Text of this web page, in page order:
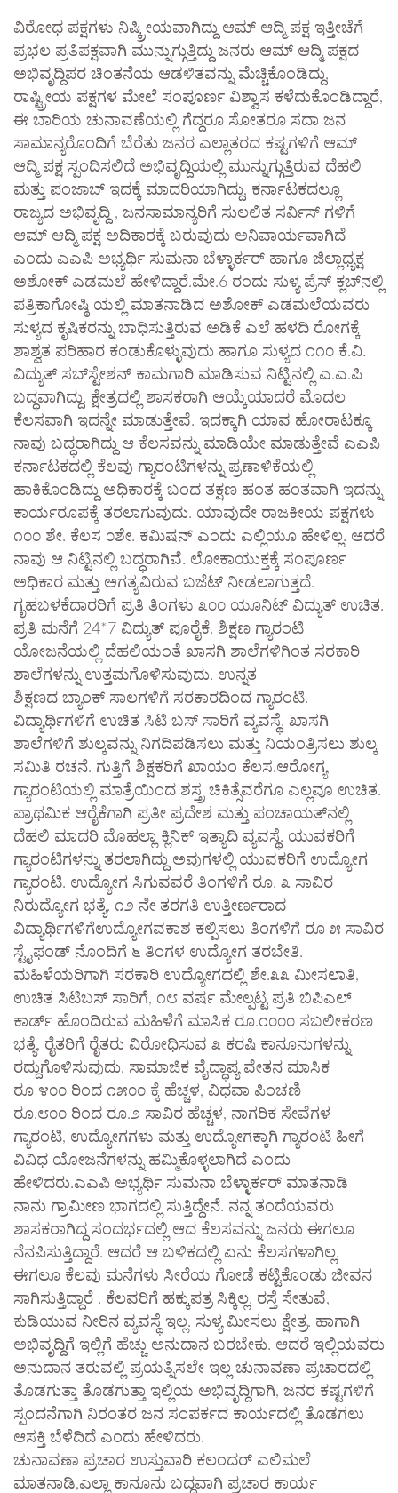
ವಿರೋಧ ಪಕ್ಷಗಳು ನಿಷ್ಕ್ರೀಯವಾಗಿದ್ದು ಆಮ್ ಆದ್ಮಿ ಪಕ್ಷ ಇತ್ತೀಚೆಗೆ
ಪ್ರಭಲ ಪ್ರತಿಪಕ್ಷವಾಗಿ ಮುನ್ನುಗ್ಗುತ್ತಿದ್ದು ಜನರು ಆಮ್ ಆದ್ಮಿ ಪಕ್ಷದ
ಅಭಿವೃದ್ದಿಪರ ಚಿಂತನೆಯ ಆಡಳಿತವನ್ನು ಮೆಚ್ಚಿಕೊಂಡಿದ್ದು,
ರಾಷ್ಟ್ರೀಯ ಪಕ್ಷಗಳ ಮೇಲೆ ಸಂಪೂರ್ಣ ವಿಶ್ವಾಸ ಕಳೆದುಕೊಂಡಿದ್ದಾರೆ,
ಈ ಬಾರಿಯ ಚುನಾವಣೆಯಲ್ಲಿ ಗೆದ್ದರೂ ಸೋತರೂ ಸದಾ ಜನ
ಸಾಮಾನ್ಯರೊಂದಿಗೆ ಬೆರೆತು ಜನರ ಎಲ್ಲಾತರದ ಕಷ್ಟಗಳಿಗೆ ಆಮ್
ಆದ್ಮಿ ಪಕ್ಷ ಸ್ಪಂದಿಸಲಿದೆ ಅಭಿವೃದ್ದಿಯಲ್ಲಿ ಮುನ್ನುಗ್ಗುತ್ತಿರುವ ದೆಹಲಿ
ಮತ್ತು ಪಂಜಾಬ್ ಇದಕ್ಕೆ ಮಾದರಿಯಾಗಿದ್ದು, ಕರ್ನಾಟಕದಲ್ಲೂ
ರಾಜ್ಯದ ಅಭಿವೃದ್ದಿ , ಜನಸಾಮಾನ್ಯರಿಗೆ ಸುಲಲಿತ ಸರ್ವಿಸ್ ಗಳಿಗೆ
ಆಮ್ ಆದ್ಮಿ ಪಕ್ಷ ಅದಿಕಾರಕ್ಕೆ ಬರುವುದು ಅನಿವಾರ್ಯವಾಗಿದೆ
ಎಂದು ಎಎಪಿ ಅಭ್ಯರ್ಥಿ ಸುಮನಾ ಬೆಳ್ಳಾರ್ಕರ್ ಹಾಗೂ ಜಿಲ್ಲಾಧ್ಯಕ್ಷ
ಅಶೋಕ್ ಎಡಮಲೆ ಹೇಳಿದ್ದಾರೆ.ಮೇ.6 ರಂದು ಸುಳ್ಯ ಪ್ರೆಸ್ ಕ್ಲಬ್‌ನಲ್ಲಿ
ಪತ್ರಿಕಾಗೋಷ್ಠಿ ಯಲ್ಲಿ ಮಾತನಾಡಿದ ಅಶೋಕ್ ಎಡಮಲೆಯವರು
ಸುಳ್ಯದ ಕೃಷಿಕರನ್ನು ಬಾಧಿಸುತ್ತಿರುವ ಅಡಿಕೆ ಎಲೆ ಹಳದಿ ರೋಗಕ್ಕೆ
ಶಾಶ್ವತ ಪರಿಹಾರ ಕಂಡುಕೊಳ್ಳುವುದು ಹಾಗೂ ಸುಳ್ಯದ ೧೧೦ ಕೆ.ವಿ.
ವಿದ್ಯುತ್ ಸಬ್‌ಸ್ಟೇಶನ್ ಕಾಮಗಾರಿ ಮಾಡಿಸುವ ನಿಟ್ಟಿನಲ್ಲಿ ಎ.ಎ.ಪಿ
ಬದ್ಧವಾಗಿದ್ದು, ಕ್ಷೇತ್ರದಲ್ಲಿ ಶಾಸಕರಾಗಿ ಆಯ್ಕೆಯಾದರೆ ಮೊದಲ
ಕೆಲಸವಾಗಿ ಇದನ್ನೇ ಮಾಡುತ್ತೇವೆ. ಇದಕ್ಕಾಗಿ ಯಾವ ಹೋರಾಟಕ್ಕೂ
ನಾವು ಬದ್ಧರಾಗಿದ್ದು ಆ ಕೆಲಸವನ್ನು ಮಾಡಿಯೇ ಮಾಡುತ್ತೇವೆ ಎಎಪಿ
ಕರ್ನಾಟಕದಲ್ಲಿ ಕೆಲವು ಗ್ಯಾರಂಟಿಗಳನ್ನು ಪ್ರಣಾಳಿಕೆಯಲ್ಲಿ
ಹಾಕಿಕೊಂಡಿದ್ದು ಅಧಿಕಾರಕ್ಕೆ ಬಂದ ತಕ್ಷಣ ಹಂತ ಹಂತವಾಗಿ ಇದನ್ನು
ಕಾರ್ಯರೂಪಕ್ಕೆ ತರಲಾಗುವುದು. ಯಾವುದೇ ರಾಜಕೀಯ ಪಕ್ಷಗಳು
೧೦೦ ಶೇ. ಕೆಲಸ ೦ಶೇ. ಕಮಿಷನ್ ಎಂದು ಎಲ್ಲಿಯೂ ಹೇಳಿಲ್ಲ. ಆದರೆ
ನಾವು ಆ ನಿಟ್ಟಿನಲ್ಲಿ ಬದ್ಧರಾಗಿವೆ. ಲೋಕಾಯುಕ್ತಕ್ಕೆ ಸಂಪೂರ್ಣ
ಅಧಿಕಾರ ಮತ್ತು ಅಗತ್ಯವಿರುವ ಬಜೆಟ್ ನೀಡಲಾಗುತ್ತದೆ.
ಗೃಹಬಳಕೆದಾರರಿಗೆ ಪ್ರತಿ ತಿಂಗಳು ೩೦೦ ಯೂನಿಟ್ ವಿದ್ಯುತ್ ಉಚಿತ.
ಪ್ರತಿ ಮನೆಗೆ 24*7 ವಿದ್ಯುತ್ ಪೂರೈಕೆ. ಶಿಕ್ಷಣ ಗ್ಯಾರಂಟಿ
ಯೋಜನೆಯಲ್ಲಿ ದೆಹಲಿಯಂತೆ ಖಾಸಗಿ ಶಾಲೆಗಳಿಗಿಂತ ಸರಕಾರಿ
ಶಾಲೆಗಳನ್ನು ಉತ್ತಮಗೊಳಿಸುವುದು. ಉನ್ನತ
ಶಿಕ್ಷಣದ ಬ್ಯಾಂಕ್ ಸಾಲಗಳಿಗೆ ಸರಕಾರದಿಂದ ಗ್ಯಾರಂಟಿ.
ವಿದ್ಯಾರ್ಥಿಗಳಿಗೆ ಉಚಿತ ಸಿಟಿ ಬಸ್ ಸಾರಿಗೆ ವ್ಯವಸ್ಥೆ. ಖಾಸಗಿ
ಶಾಲೆಗಳಿಗೆ ಶುಲ್ಕವನ್ನು ನಿಗದಿಪಡಿಸಲು ಮತ್ತು ನಿಯಂತ್ರಿಸಲು ಶುಲ್ಕ
ಸಮಿತಿ ರಚನೆ. ಗುತ್ತಿಗೆ ಶಿಕ್ಷಕರಿಗೆ ಖಾಯಂ ಕೆಲಸ.ಆರೋಗ್ಯ
ಗ್ಯಾರಂಟಿಯಲ್ಲಿ ಮಾತ್ರೆಯಿಂದ ಶಸ್ತ್ರ ಚಿಕಿತ್ಸೆವರೆಗೂ ಎಲ್ಲವೂ ಉಚಿತ.
ಪ್ರಾಥಮಿಕ ಆರೈಕೆಗಾಗಿ ಪ್ರತೀ ಪ್ರದೇಶ ಮತ್ತು ಪಂಚಾಯತ್‌ನಲ್ಲಿ
ದೆಹಲಿ ಮಾದರಿ ಮೊಹಲ್ಲಾ ಕ್ಲಿನಿಕ್ ಇತ್ಯಾದಿ ವ್ಯವಸ್ಥೆ. ಯುವಕರಿಗೆ
ಗ್ಯಾರಂಟಿಗಳನ್ನು ತರಲಾಗಿದ್ದು ಅವುಗಳಲ್ಲಿ ಯುವಕರಿಗೆ ಉದ್ಯೋಗ
ಗ್ಯಾರಂಟಿ. ಉದ್ಯೋಗ ಸಿಗುವವರೆ ತಿಂಗಳಿಗೆ ರೂ. ೩ ಸಾವಿರ
ನಿರುದ್ಯೋಗ ಭತ್ಯೆ. ೧೨ ನೇ ತರಗತಿ ಉತ್ತೀರ್ಣರಾದ
ವಿದ್ಯಾರ್ಥಿಗಳಿಗೆಉದ್ಯೋಗವಕಾಶ ಕಲ್ಪಿಸಲು ತಿಂಗಳಿಗೆ ರೂ ೫ ಸಾವಿರ
ಸ್ಟೈಫಂಡ್ ನೊಂದಿಗೆ ೬ ತಿಂಗಳ ಉದ್ಯೋಗ ತರಬೇತಿ.
ಮಹಿಳೆಯರಿಗಾಗಿ ಸರಕಾರಿ ಉದ್ಯೋಗದಲ್ಲಿ ಶೇ.೩೩ ಮೀಸಲಾತಿ,
ಉಚಿತ ಸಿಟಿಬಸ್ ಸಾರಿಗೆ, ೧೮ ವರ್ಷ ಮೇಲ್ಪಟ್ಟ ಪ್ರತಿ ಬಿಪಿಎಲ್
ಕಾರ್ಡ್ ಹೊಂದಿರುವ ಮಹಿಳೆಗೆ ಮಾಸಿಕ ರೂ.೧೦೦೦ ಸಬಲೀಕರಣ
ಭತ್ಯೆ, ರೈತರಿಗೆ ರೈತರು ವಿರೋಧಿಸುವ ೩ ಕರಷಿ ಕಾನೂನುಗಳನ್ನು
ರದ್ದುಗೊಳಿಸುವುದು, ಸಾಮಾಜಿಕ ವೈದ್ಧಾಪ್ಯ ವೇತನ ಮಾಸಿಕ
ರೂ ೪೦೦ ರಿಂದ ೧೫೦೦ ಕ್ಕೆ ಹೆಚ್ಚಳ, ವಿಧವಾ ಪಿಂಚಣಿ
ರೂ.೮೦೦ ರಿಂದ ರೂ.೨ ಸಾವಿರ ಹೆಚ್ಚಳ, ನಾಗರಿಕ ಸೇವೆಗಳ
ಗ್ಯಾರಂಟಿ, ಉದ್ಯೋಗಗಳು ಮತ್ತು ಉದ್ಯೋಗಕ್ಕಾಗಿ ಗ್ಯಾರಂಟಿ ಹೀಗೆ
ವಿವಿಧ ಯೋಜನೆಗಳನ್ನು ಹಮ್ಮಿಕೊಳ್ಳಲಾಗಿದೆ ಎಂದು
ಹೇಳಿದರು.ಎಎಪಿ ಅಭ್ಯರ್ಥಿ ಸುಮನಾ ಬೆಳ್ಳಾರ್ಕರ್ ಮಾತನಾಡಿ
ನಾನು ಗ್ರಾಮೀಣ ಭಾಗದಲ್ಲಿ ಸುತ್ತಿದ್ದೇನೆ. ನನ್ನ ತಂದೆಯವರು
ಶಾಸಕರಾಗಿದ್ದ ಸಂದರ್ಭದಲ್ಲಿ ಆದ ಕೆಲಸವನ್ನು ಜನರು ಈಗಲೂ
ನೆನಪಿಸುತ್ತಿದ್ದಾರೆ. ಆದರೆ ಆ ಬಳಿಕದಲ್ಲಿ ಏನು ಕೆಲಸಗಳಾಗಿಲ್ಲ.
ಈಗಲೂ ಕೆಲವು ಮನೆಗಳು ಸೀರೆಯ ಗೋಡೆ ಕಟ್ಟಿಕೊಂಡು ಜೀವನ
ಸಾಗಿಸುತ್ತಿದ್ದಾರೆ . ಕೆಲವರಿಗೆ ಹಕ್ಕುಪತ್ರ ಸಿಕ್ಕಿಲ್ಲ. ರಸ್ತೆ ಸೇತುವೆ,
ಕುಡಿಯುವ ನೀರಿನ ವ್ಯವಸ್ಥೆ ಇಲ್ಲ. ಸುಳ್ಯ ಮೀಸಲು ಕ್ಷೇತ್ರ. ಹಾಗಾಗಿ
ಅಭಿವೃದ್ದಿಗೆ ಇಲ್ಲಿಗೆ ಹೆಚ್ಚು ಅನುದಾನ ಬರಬೇಕು. ಆದರೆ ಇಲ್ಲಿಯವರು
ಅನುದಾನ ತರುವಲ್ಲಿ ಪ್ರಯತ್ನಿಸಲೇ ಇಲ್ಲ ಚುನಾವಣಾ ಪ್ರಚಾರದಲ್ಲಿ
ತೊಡಗುತ್ತಾ ತೊಡಗುತ್ತಾ ಇಲ್ಲಿಯ ಅಭಿವೃದ್ದಿಗಾಗಿ, ಜನರ ಕಷ್ಟಗಳಿಗೆ
ಸ್ಪಂದನೆಗಾಗಿ ನಿರಂತರ ಜನ ಸಂಪರ್ಕದ ಕಾರ್ಯದಲ್ಲಿ ತೊಡಗಲು
ಆಸಕ್ತಿ ಬೆಳೆದಿದೆ ಎಂದು ಹೇಳಿದರು.
ಚುನಾವಣಾ ಪ್ರಚಾರ ಉಸ್ತುವಾರಿ ಕಲಂದರ್ ಎಲಿಮಲೆ
ಮಾತನಾಡಿ,ಎಲ್ಲಾ ಕಾನೂನು ಬದ್ದವಾಗಿ ಪ್ರಚಾರ ಕಾರ್ಯ